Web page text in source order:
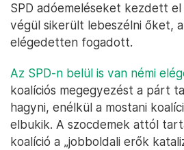
SPD adóemeléseket kezdett
végül sikerült lebeszélni őket,
elégedetten fogadott.
Az SPD-n belül is van némi
koalíciós megegyezést a párt
hagyni, enélkül a mostani
elbukik. A szocdemek attól
koalíció a „jobboldali erők